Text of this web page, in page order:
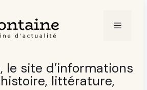
Menu
le site d’informations
littérature,